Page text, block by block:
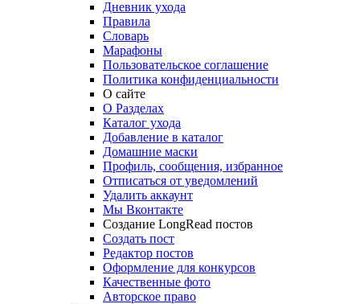
Дневник ухода
Правила
Словарь
Марафоны
Пользовательское соглашение
Политика конфиденциальности
О сайте
О Разделах
Каталог ухода
Добавление в каталог
Домашние маски
Профиль, сообщения, избранное
Отписаться от уведомлений
Удалить аккаунт
Мы Вконтакте
Создание LongRead постов
Создать пост
Редактор постов
Оформление для конкурсов
Качественные фото
Авторское право